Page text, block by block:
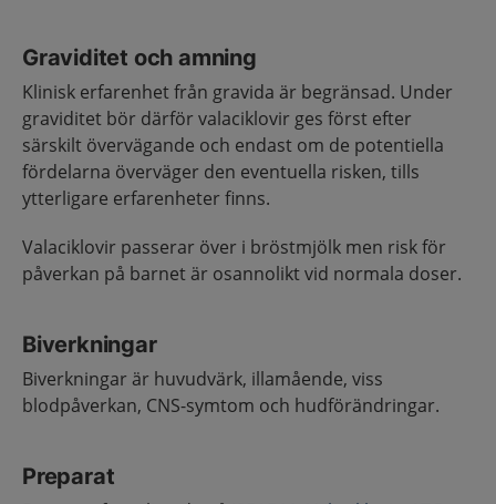
Graviditet och amning
Klinisk erfarenhet från gravida är begränsad. Under
graviditet bör därför valaciklovir ges först efter
särskilt övervägande och endast om de potentiella
fördelarna överväger den eventuella risken, tills
ytterligare erfarenheter finns.
Valaciklovir passerar över i bröstmjölk men risk för
påverkan på barnet är osannolikt vid normala doser.
Biverkningar
Biverkningar är huvudvärk, illamående, viss
blodpåverkan, CNS-symtom och hudförändringar.
Preparat